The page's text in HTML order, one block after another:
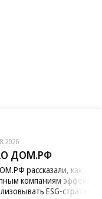
ДОМ.РФ
рассказали, как
компаниям
ESG-стратегию